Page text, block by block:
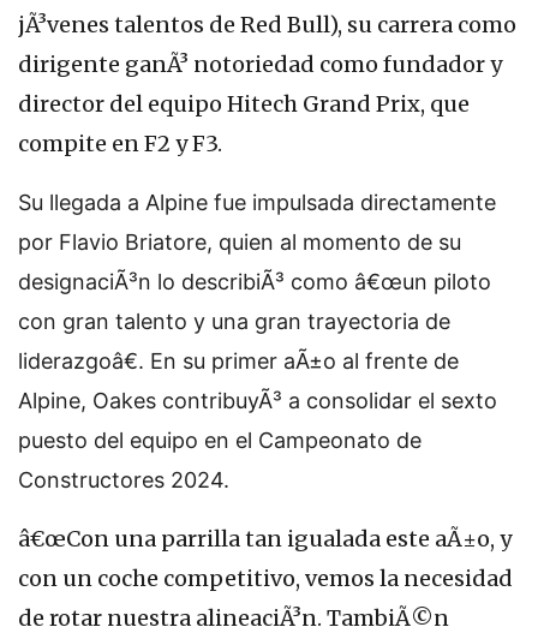
jÃ³venes talentos de Red Bull), su carrera como
dirigente ganÃ³ notoriedad como fundador y
director del equipo Hitech Grand Prix, que
compite en F2 y F3.
Su llegada a Alpine fue impulsada directamente
por Flavio Briatore, quien al momento de su
designaciÃ³n lo describiÃ³ como â€œun piloto
con gran talento y una gran trayectoria de
liderazgoâ€. En su primer aÃ±o al frente de
Alpine, Oakes contribuyÃ³ a consolidar el sexto
puesto del equipo en el Campeonato de
Constructores 2024.
â€œCon una parrilla tan igualada este aÃ±o, y
con un coche competitivo, vemos la necesidad
de rotar nuestra alineaciÃ³n. TambiÃ©n